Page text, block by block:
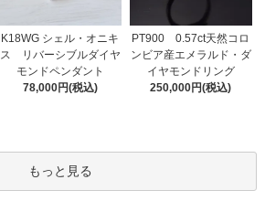
K18WG シェル・オニキ
ス リバーシブルダイヤ
モンドペンダント
78,000円(税込)
PT900 0.57ct天然コロ
ンビア産エメラルド・ダ
イヤモンドリング
250,000円(税込)
もっと見る